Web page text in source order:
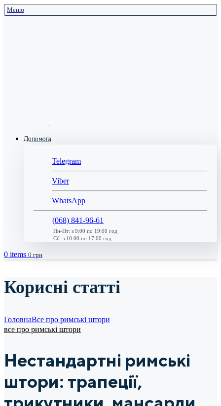
Меню
Допомога
Telegram
Viber
WhatsApp
(068) 841-96-61
Пн-Пт: з 9:00 по 19:00 год
Сб: з 10:00 по 17:00 год
0 items 0 грн
Корисні статті
ГоловнаВсе про римські штори
все про римські штори
Нестандартні римські
штори: трапеції,